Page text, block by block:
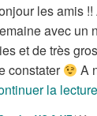
les amis
avec un
et de très
constater
A
la lecture